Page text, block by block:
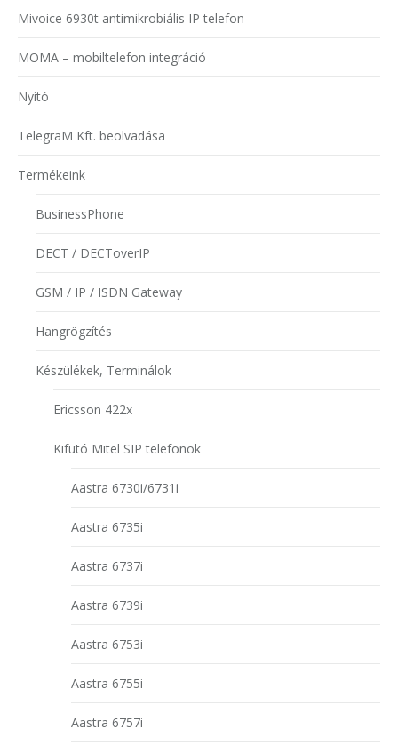
Mivoice 6930t antimikrobiális IP telefon
MOMA – mobiltelefon integráció
Nyitó
TelegraM Kft. beolvadása
Termékeink
BusinessPhone
DECT / DECToverIP
GSM / IP / ISDN Gateway
Hangrögzítés
Készülékek, Terminálok
Ericsson 422x
Kifutó Mitel SIP telefonok
Aastra 6730i/6731i
Aastra 6735i
Aastra 6737i
Aastra 6739i
Aastra 6753i
Aastra 6755i
Aastra 6757i